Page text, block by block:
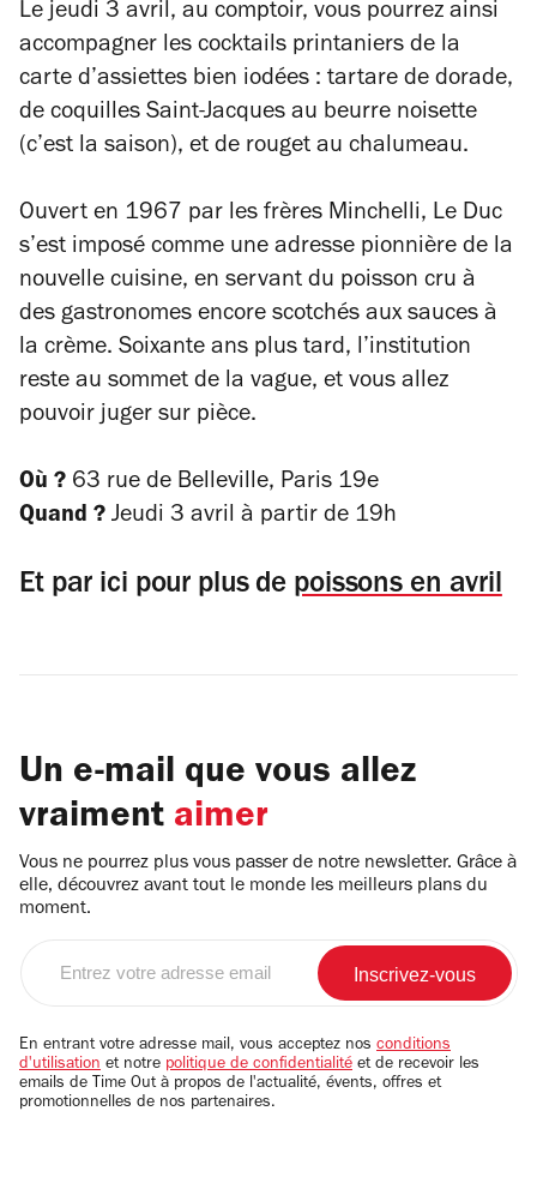
Le jeudi 3 avril, au comptoir, vous pourrez ainsi
accompagner les cocktails printaniers de la
carte d’assiettes bien iodées : tartare de dorade,
de coquilles Saint-Jacques au beurre noisette
(c’est la saison), et de rouget au chalumeau.
Ouvert en 1967 par les frères Minchelli, Le Duc
s’est imposé comme une adresse pionnière de la
nouvelle cuisine, en servant du poisson cru à
des gastronomes encore scotchés aux sauces à
la crème. Soixante ans plus tard, l’institution
reste au sommet de la vague, et vous allez
pouvoir juger sur pièce.
Où ? 63 rue de Belleville, Paris 19e
Quand ? Jeudi 3 avril à partir de 19h
Et par ici pour plus de poissons en avril
Un e-mail que vous allez
vraiment aimer
Vous ne pourrez plus vous passer de notre newsletter. Grâce à
elle, découvrez avant tout le monde les meilleurs plans du
moment.
email
En entrant votre adresse mail, vous acceptez nos conditions
d'utilisation et notre politique de confidentialité et de recevoir les
emails de Time Out à propos de l'actualité, évents, offres et
promotionnelles de nos partenaires.